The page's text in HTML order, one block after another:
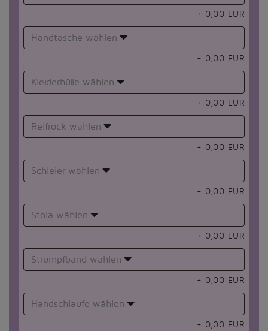
+ 0,00 EUR
Handtasche wählen
+ 0,00 EUR
Kleiderhülle wählen
+ 0,00 EUR
Reifrock wählen
+ 0,00 EUR
Schleier wählen
+ 0,00 EUR
Stola wählen
+ 0,00 EUR
Strumpfband wählen
+ 0,00 EUR
Handschlaufe wählen
+ 0,00 EUR